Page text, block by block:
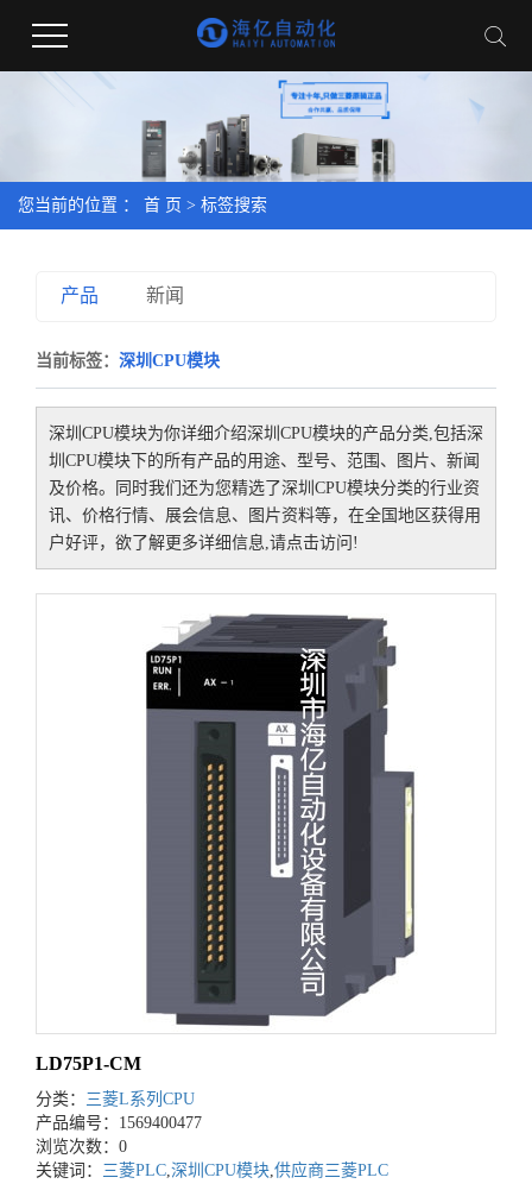
您当前的位置 ： 首 页 > 标签搜索
产品 新闻
当前标签： 深圳CPU模块
深圳CPU模块为你详细介绍深圳CPU模块的产品分类,包括深
圳CPU模块 下的所有产品的用途、型号、范围、图片、新闻
及价格。同时我们还为您精选了深圳CPU模块分类的行业资
讯、价格行情、展会信息、图片资料等，在全国地区获得用
户好评，欲了解更多详细信息,请点击访问!
LD75P1-CM
分类： 三菱L系列CPU
产品编号：1569400477
浏览次数：0
关键词： 三菱PLC,深圳CPU模块,供应商三菱PLC